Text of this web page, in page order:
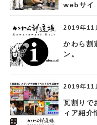
webサイ
2019年11
かわら割
ン。
2019年11
瓦割りで
ィア紹介